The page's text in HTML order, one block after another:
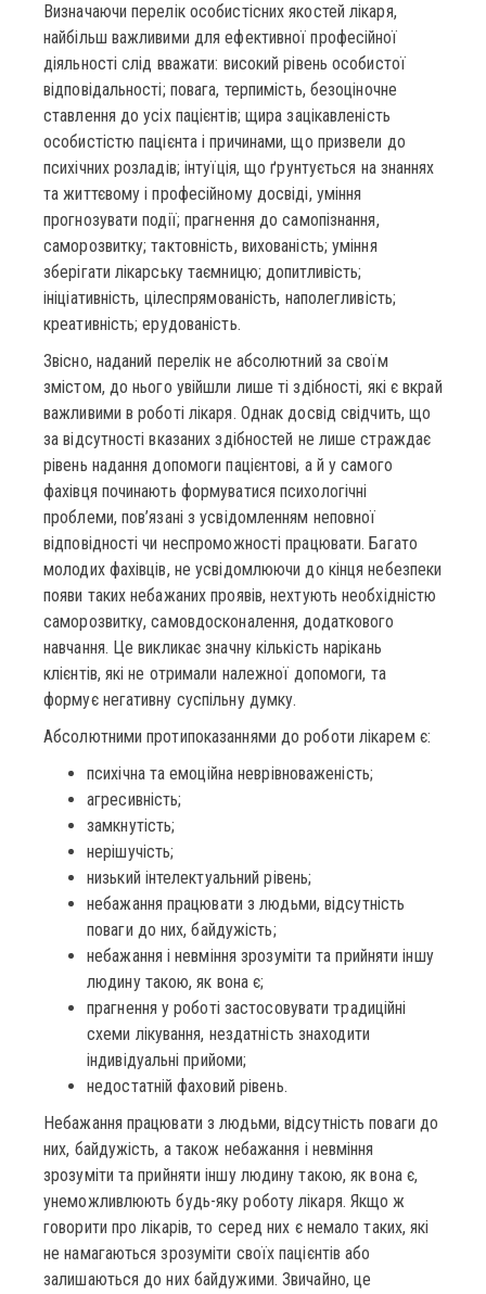
Визначаючи перелік особистісних якостей лікаря,
найбільш важливими для ефективної професійної
діяльності слід вважати: високий рівень особистої
відповідальності; повага, терпимість, безоціночне
ставлення до усіх пацієнтів; щира зацікавленість
особистістю пацієнта і причинами, що призвели до
психічних розладів; інтуїція, що ґрунтується на знаннях
та життєвому і професійному досвіді, уміння
прогнозувати події; прагнення до самопізнання,
саморозвитку; тактовність, вихованість; уміння
зберігати лікарську таємницю; допитливість;
ініціативність, цілеспрямованість, наполегливість;
креативність; ерудованість.
Звісно, наданий перелік не абсолютний за своїм
змістом, до нього увійшли лише ті здібності, які є вкрай
важливими в роботі лікаря. Однак досвід свідчить, що
за відсутності вказаних здібностей не лише страждає
рівень надання допомоги пацієнтові, а й у самого
фахівця починають формуватися психологічні
проблеми, пов’язані з усвідомленням неповної
відповідності чи неспроможності працювати. Багато
молодих фахівців, не усвідомлюючи до кінця небезпеки
появи таких небажаних проявів, нехтують необхідністю
саморозвитку, самовдосконалення, додаткового
навчання. Це викликає значну кількість нарікань
клієнтів, які не отримали належної допомоги, та
формує негативну суспільну думку.
Абсолютними протипоказаннями до роботи лікарем є:
психічна та емоційна неврівноваженість;
агресивність;
замкнутість;
нерішучість;
низький інтелектуальний рівень;
небажання працювати з людьми, відсутність
поваги до них, байдужість;
небажання і невміння зрозуміти та прийняти іншу
людину такою, як вона є;
прагнення у роботі застосовувати традиційні
схеми лікування, нездатність знаходити
індивідуальні прийоми;
недостатній фаховий рівень.
Небажання працювати з людьми, відсутність поваги до
них, байдужість, а також небажання і невміння
зрозуміти та прийняти іншу людину такою, як вона є,
унеможливлюють будь-яку роботу лікаря. Якщо ж
говорити про лікарів, то серед них є немало таких, які
не намагаються зрозуміти своїх пацієнтів або
залишаються до них байдужими. Звичайно, це